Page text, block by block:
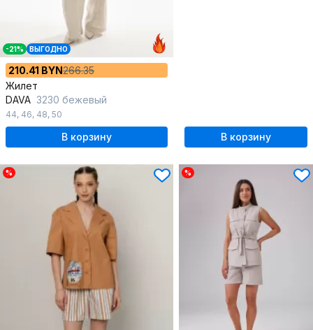
-21% ВЫГОДНО
210.41 BYN266.35
Жилет
DAVA 3230 бежевый
44, 46, 48, 50
В корзину В корзину
% %